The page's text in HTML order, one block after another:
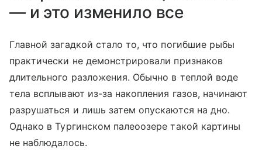
— и это изменило все
Главной загадкой стало то, что погибшие рыбы
практически не демонстрировали признаков
длительного разложения. Обычно в теплой воде
тела всплывают из-за накопления газов, начинают
разрушаться и лишь затем опускаются на дно.
Однако в Тургинском палеоозере такой картины
не наблюдалось.